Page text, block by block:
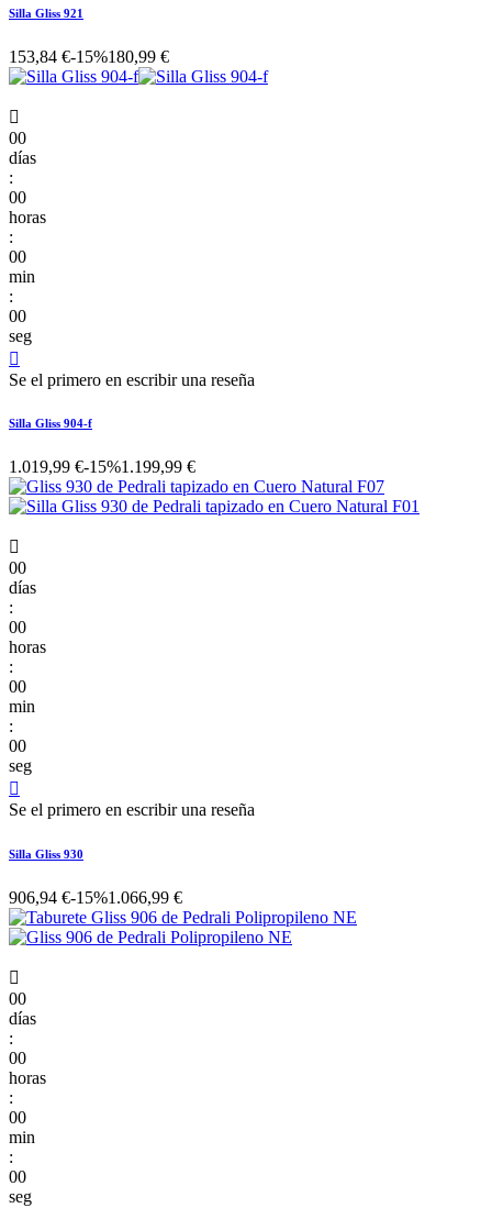
Silla Gliss 921
153,84 €-15%180,99 €

00
días
:
00
horas
:
00
min
:
00
seg

Se el primero en escribir una reseña
Silla Gliss 904-f
1.019,99 €-15%1.199,99 €

00
días
:
00
horas
:
00
min
:
00
seg

Se el primero en escribir una reseña
Silla Gliss 930
906,94 €-15%1.066,99 €

00
días
:
00
horas
:
00
min
:
00
seg